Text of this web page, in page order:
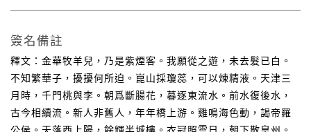
簽名備註
釋文：金華牧羊兒，乃是紫煙客。我願從之遊，未去髮已白。
不知繁華子，擾擾何所迫。崑山採瓊蕊，可以煉精液。天津三
月時，千門桃與李。朝爲斷腸花，暮逐東流水。前水復後水，
古今相續流。新人非舊人，年年橋上游。雞鳴海色動，謁帝羅